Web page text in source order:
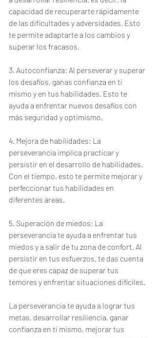
capacidad de recuperarte rápidamente
de las dificultades y adversidades. Esto
te permite adaptarte a los cambios y
superar los fracasos.
3. Autoconfianza: Al perseverar y superar
los desafíos, ganas confianza en ti
mismo y en tus habilidades. Esto te
ayuda a enfrentar nuevos desafíos con
más seguridad y optimismo.
4. Mejora de habilidades: La
perseverancia implica practicar y
persistir en el desarrollo de habilidades.
Con el tiempo, esto te permite mejorar y
perfeccionar tus habilidades en
diferentes áreas.
5. Superación de miedos: La
perseverancia te ayuda a enfrentar tus
miedos y a salir de tu zona de confort. Al
persistir en tus esfuerzos, te das cuenta
de que eres capaz de superar tus
temores y enfrentar situaciones difíciles.
La perseverancia te ayuda a lograr tus
metas, desarrollar resiliencia, ganar
confianza en ti mismo, mejorar tus